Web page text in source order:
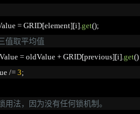
= GRID[element][i].get();
值取平均值
= oldValue + GRID[previous][i].get()
/= 3;
用法，因为没有任何锁机制。